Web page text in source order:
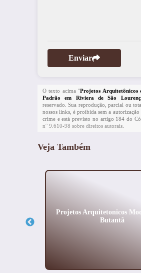
Enviar
O texto acima "Projetos Arquitetônicos
Padrão em Riviera de São
reservado. Sua reprodução, parcial ou
nossos links, é proibida sem a
crime e está previsto no artigo 184 do
n° 9.610-98 sobre direitos autorais.
Veja Também
Projetos Arquitetonicos
Butantã